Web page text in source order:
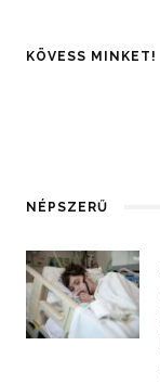
KÖVESS MINKET!
NÉPSZERŰ